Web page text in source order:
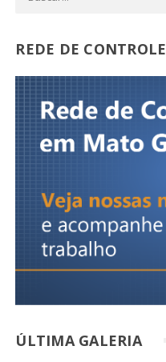
REDE DE CONTROLE
ÚLTIMA GALERIA